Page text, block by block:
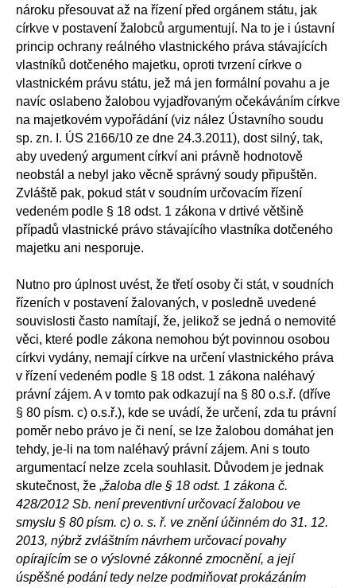
nároku přesouvat až na řízení před orgánem státu, jak
církve v postavení žalobců argumentují. Na to je i ústavní
princip ochrany reálného vlastnického práva stávajících
vlastníků dotčeného majetku, oproti tvrzení církve o
vlastnickém právu státu, jež má jen formální povahu a je
navíc oslabeno žalobou vyjadřovaným očekáváním církve
na majetkovém vypořádání (viz nález Ústavního soudu
sp. zn. I. ÚS 2166/10 ze dne 24.3.2011), dost silný, tak,
aby uvedený argument církví ani právně hodnotově
neobstál a nebyl jako věcně správný soudy připuštěn.
Zvláště pak, pokud stát v soudním určovacím řízení
vedeném podle § 18 odst. 1 zákona v drtivé většině
případů vlastnické právo stávajícího vlastníka dotčeného
majetku ani nesporuje.
Nutno pro úplnost uvést, že třetí osoby či stát, v soudních
řízeních v postavení žalovaných, v posledně uvedené
souvislosti často namítají, že, jelikož se jedná o nemovité
věci, které podle zákona nemohou být povinnou osobou
církvi vydány, nemají církve na určení vlastnického práva
v řízení vedeném podle § 18 odst. 1 zákona naléhavý
právní zájem. A v tomto pak odkazují na § 80 o.s.ř. (dříve
§ 80 písm. c) o.s.ř.), kde se uvádí, že určení, zda tu právní
poměr nebo právo je či není, se lze žalobou domáhat jen
tehdy, je-li na tom naléhavý právní zájem. Ani s touto
argumentací nelze zcela souhlasit. Důvodem je jednak
skutečnost, že „žaloba dle § 18 odst. 1 zákona č.
428/2012 Sb. není preventivní určovací žalobou ve
smyslu § 80 písm. c) o. s. ř. ve znění účinném do 31. 12.
2013, nýbrž zvláštním návrhem určovací povahy
opírajícím se o výslovné zákonné zmocnění, a její
úspěšné podání tedy nelze podmiňovat prokázáním